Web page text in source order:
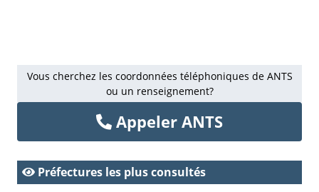
Vous cherchez les coordonnées téléphoniques de ANTS
ou un renseignement?
Appeler ANTS
Préfectures les plus consultés